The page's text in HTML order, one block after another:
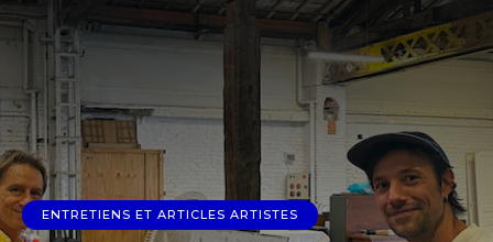
ENTRETIENS ET ARTICLES ARTISTES